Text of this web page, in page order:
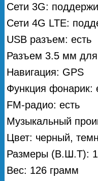
Сети 3G:
Сети 4G LTE:
USB разъем: есть
Разъем 3.5 мм для
Навигация: GPS
Функция фонарик:
FM-радио: есть
Музыкальный
Цвет: черный,
Размеры (В.Ш.Т):
Вес: 126 грамм